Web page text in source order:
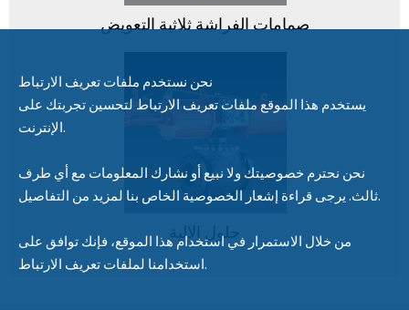
صمامات الفراشة ثلاثية التعويض
حلول الالية
نحن نستخدم ملفات تعريف الارتباط
يستخدم هذا الموقع ملفات تعريف الارتباط لتحسين تجربتك على
الإنترنت.
نحن نحترم خصوصيتك ولا نبيع أو نشارك المعلومات مع أي طرف
ثالث. يرجى قراءة إشعار الخصوصية الخاص بنا لمزيد من التفاصيل.
من خلال الاستمرار في استخدام هذا الموقع، فإنك توافق على
استخدامنا لملفات تعريف الارتباط.